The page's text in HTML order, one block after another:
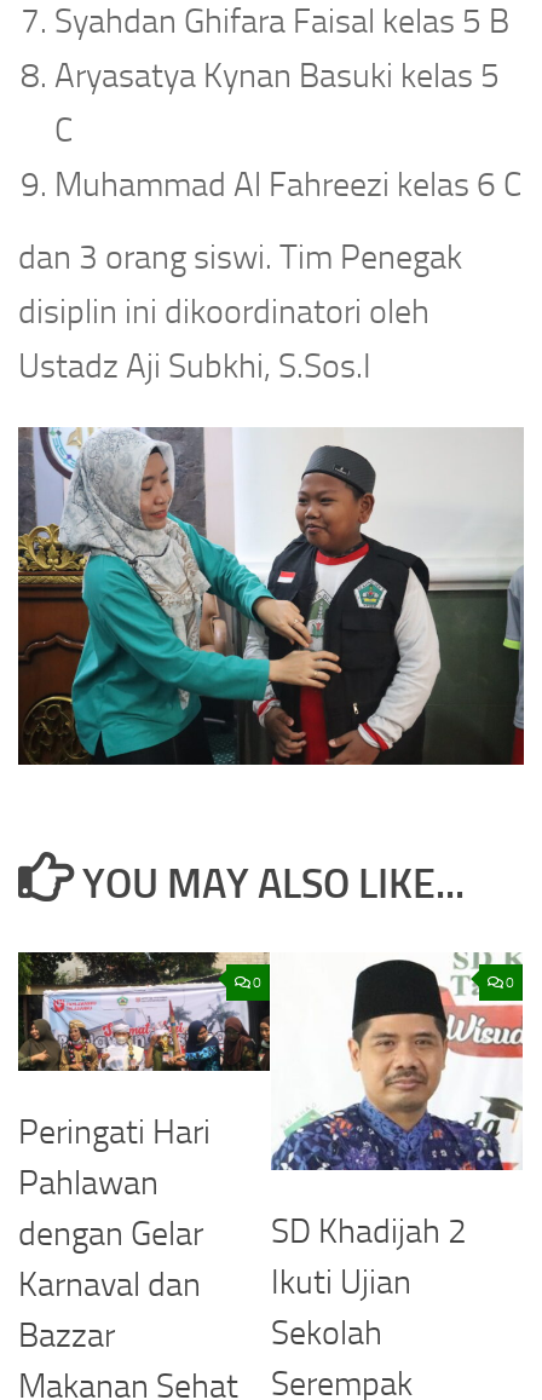
Syahdan Ghifara Faisal kelas 5 B
Aryasatya Kynan Basuki kelas 5
C
Muhammad Al Fahreezi kelas 6 C
dan 3 orang siswi. Tim Penegak
disiplin ini dikoordinatori oleh
Ustadz Aji Subkhi, S.Sos.I
YOU MAY ALSO LIKE...
0
Peringati Hari
Pahlawan
dengan Gelar
Karnaval dan
Bazzar
Makanan Sehat
0
SD Khadijah 2
Ikuti Ujian
Sekolah
Serempak